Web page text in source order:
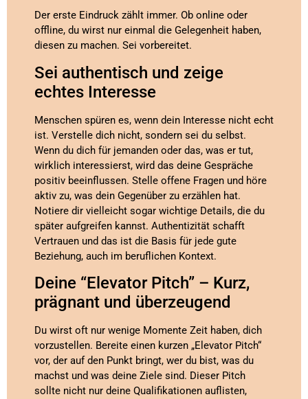
Der erste Eindruck zählt immer. Ob online oder
offline, du wirst nur einmal die Gelegenheit haben,
diesen zu machen. Sei vorbereitet.
Sei authentisch und zeige
echtes Interesse
Menschen spüren es, wenn dein Interesse nicht echt
ist. Verstelle dich nicht, sondern sei du selbst.
Wenn du dich für jemanden oder das, was er tut,
wirklich interessierst, wird das deine Gespräche
positiv beeinflussen. Stelle offene Fragen und höre
aktiv zu, was dein Gegenüber zu erzählen hat.
Notiere dir vielleicht sogar wichtige Details, die du
später aufgreifen kannst. Authentizität schafft
Vertrauen und das ist die Basis für jede gute
Beziehung, auch im beruflichen Kontext.
Deine “Elevator Pitch” – Kurz,
prägnant und überzeugend
Du wirst oft nur wenige Momente Zeit haben, dich
vorzustellen. Bereite einen kurzen „Elevator Pitch“
vor, der auf den Punkt bringt, wer du bist, was du
machst und was deine Ziele sind. Dieser Pitch
sollte nicht nur deine Qualifikationen auflisten,